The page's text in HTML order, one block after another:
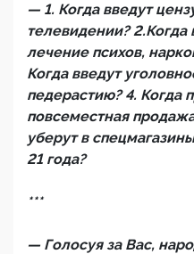
— 1. Когда введут
телевидении? 2.Когда
лечение психов,
Когда введут
педерастию? 4. Когда
повсеместная
уберут в
21 года?
***
— Голосуя за Вас,